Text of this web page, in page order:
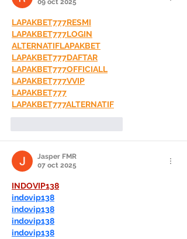
09 oct 2025
LAPAKBET777RESMI
LAPAKBET777LOGIN
ALTERNATIFLAPAKBET
LAPAKBET777DAFTAR
LAPAKBET777OFFICIALL
LAPAKBET777VVIP
LAPAKBET777
LAPAKBET777ALTERNATIF
Jasper FMR
07 oct 2025
INDOVIP138
indovip138
indovip138
indovip138
indovip138